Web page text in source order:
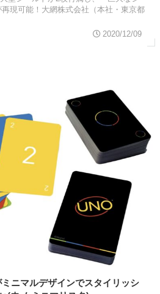
現可能！大網株式会社（本社・東京都
2020/12/09
ニマルデザインでスタイリッシ